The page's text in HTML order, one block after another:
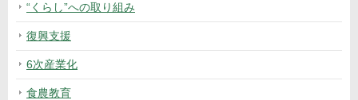
“くらし”への取り組み
復興支援
6次産業化
食農教育